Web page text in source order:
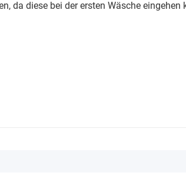
da diese bei der ersten Wäsche eingehen